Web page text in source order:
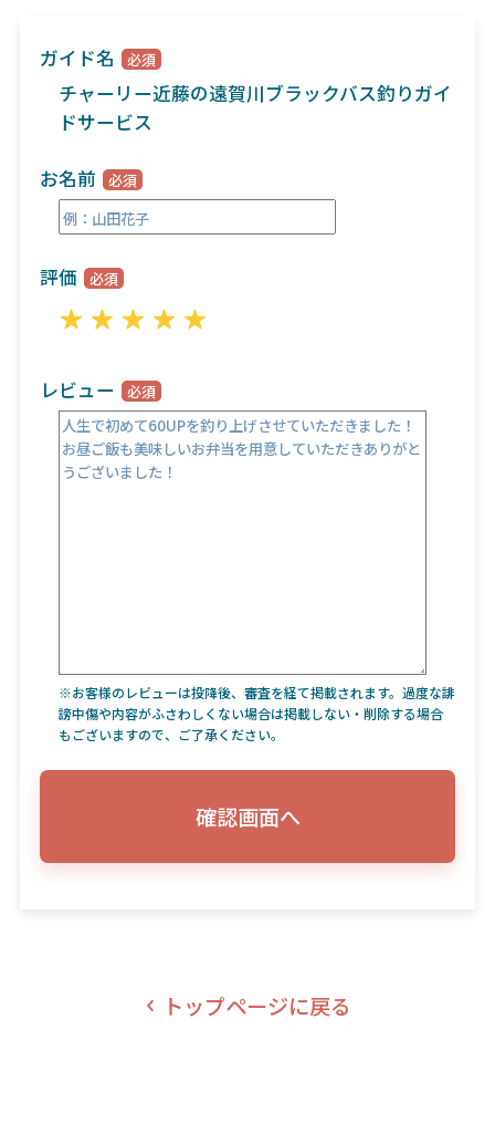
ガイド名
チャーリー近藤の遠賀川ブラックバス釣りガイ
ドサービス
お名前
評価
レビュー
※お客様のレビューは投降後、審査を経て掲載されます。過度な誹
謗中傷や内容がふさわしくない場合は掲載しない・削除する場合
もございますので、ご了承ください。
確認画面へ
トップページに戻る